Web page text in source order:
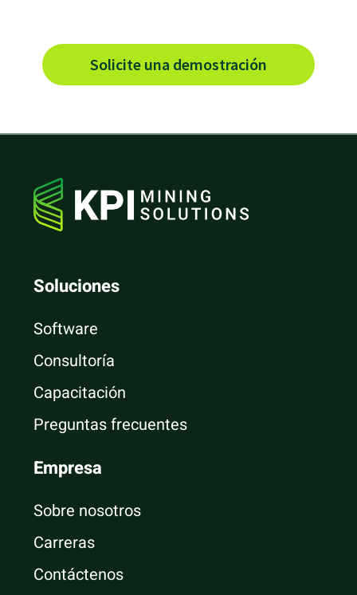
Solicite una demostración
Soluciones
Software
Consultoría
Capacitación
Preguntas frecuentes
Empresa
Sobre nosotros
Carreras
Contáctenos